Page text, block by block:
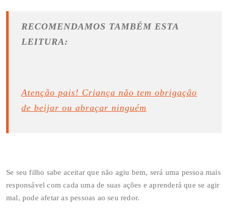
RECOMENDAMOS TAMBÉM ESTA
LEITURA:
Atenção pais! Criança não tem obrigação
de beijar ou abraçar ninguém
Se seu filho sabe aceitar que não agiu bem, será uma pessoa mais
responsável com cada uma de suas ações e aprenderá que se agir
mal, pode afetar as pessoas ao seu redor.